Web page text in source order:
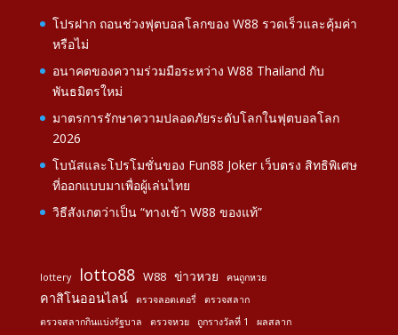
โปรฝาก ถอนช่วงฟุตบอลโลกของ W88 รวดเร็วและคุ้มค่า
หรือไม่
อนาคตของความร่วมมือระหว่าง W88 Thailand กับ
พันธมิตรใหม่
มาตรการรักษาความปลอดภัยระดับโลกในฟุตบอลโลก
2026
โบนัสและโปรโมชั่นของ Fun88 Joker เว็บตรง สิทธิพิเศษ
ที่ออกแบบมาเพื่อผู้เล่นไทย
วิธีสังเกตว่าเป็น “ทางเข้า W88 ของแท้”
lottery lotto88 W88 ข่าวหวย คนถูกหวย
คาสิโนออนไลน์ ตรวจลอตเตอรี่
ตรวจสลาก
ตรวจสลากกินแบ่งรัฐบาล
ตรวจหวย ถูกรางวัลที่ 1
ผลสลาก